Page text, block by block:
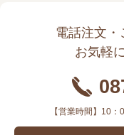
電話注文・
お気軽
【営業時間】10